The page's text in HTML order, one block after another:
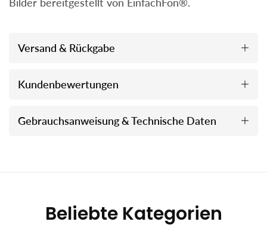
Versand & Rückgabe
Kundenbewertungen
Gebrauchsanweisung & Technische Daten
Beliebte Kategorien